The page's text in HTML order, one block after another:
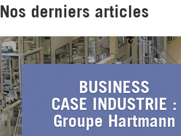
Nos derniers articles
BUSINESS
CASE INDUSTRIE :
Groupe Hartmann